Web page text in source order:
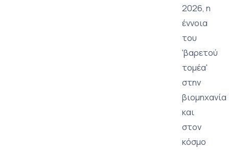
2026, η
έννοια
του
'βαρετού
τομέα'
στην
βιομηχανία
και
στον
κόσμο